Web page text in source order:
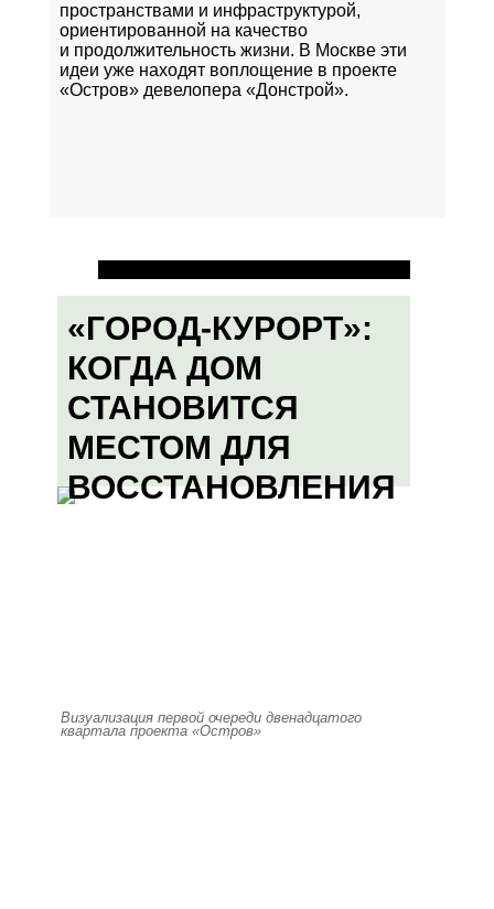
пространствами и инфраструктурой,
ориентированной на качество
и продолжительность жизни. В Москве эти
идеи уже находят воплощение в проекте
«Остров» девелопера «Донстрой».
«ГОРОД-КУРОРТ»:
КОГДА ДОМ
СТАНОВИТСЯ
МЕСТОМ ДЛЯ
ВОССТАНОВЛЕНИЯ
Визуализация первой очереди двенадцатого
квартала проекта «Остров»